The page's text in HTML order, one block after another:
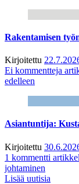
Rakentamisen
Kirjoitettu
Ei kommentteja
edelleen
Asiantuntija:
Kirjoitettu
1 kommentti
johtaminen
Lisää uutisia